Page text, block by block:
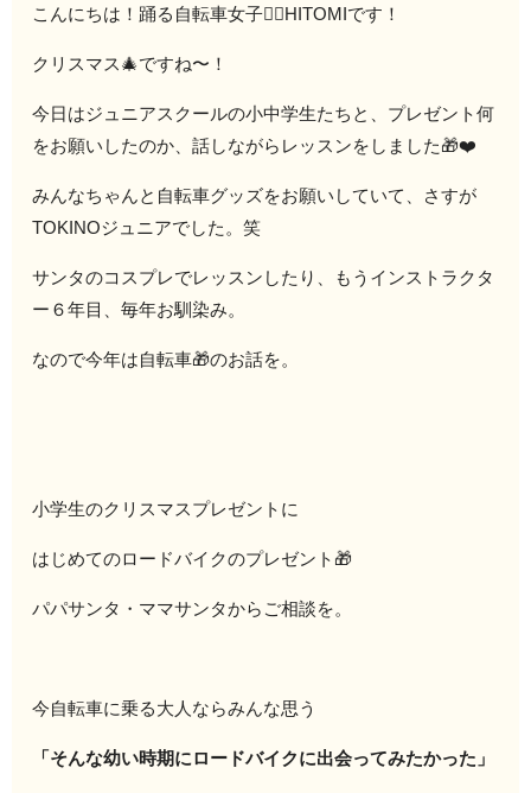
こんにちは！踊る自転車女子🚴‍♀️HITOMIです！
クリスマス🎄ですね〜！
今日はジュニアスクールの小中学生たちと、プレゼント何
をお願いしたのか、話しながらレッスンをしました🎁❤️
みんなちゃんと自転車グッズをお願いしていて、さすが
TOKINOジュニアでした。笑
サンタのコスプレでレッスンしたり、もうインストラクタ
ー６年目、毎年お馴染み。
なので今年は自転車🎁のお話を。
小学生のクリスマスプレゼントに
はじめてのロードバイクのプレゼント🎁
パパサンタ・ママサンタからご相談を。
今自転車に乗る大人ならみんな思う
「そんな幼い時期にロードバイクに出会ってみたかった」